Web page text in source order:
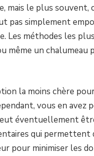
mais le plus
pas simplement
Les méthodes les
même un
la moins chère
vous en
éventuellement
qui permettent
pour minimiser les